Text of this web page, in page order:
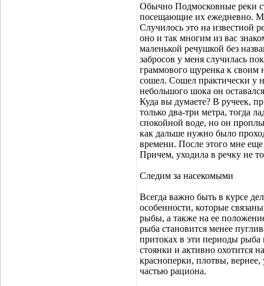
Обычно Подмосковные реки
посещающие их ежедневно.
Случилось это на известной
оно и так многим из вас
маленькой речушкой без
забросов у меня случилась
граммового щуренка к своим
сошел. Сошел практически у
небольшого шока он
Куда вы думаете? В ручеек,
только два-три метра, тогда
спокойной воде, но он
как дальше нужно было
времени. После этого мне
Причем, уходила в речку не
Следим за насекомыми
Всегда важно быть в курсе
особенности, которые
рыбы, а также на ее
рыба становится менее
притоках в эти периоды рыба
стоянки и активно охотится
красноперки, плотвы,
частью рациона.